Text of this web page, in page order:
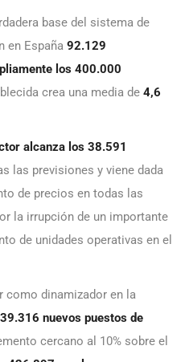
base del sistema de
en España 92.129
los 400.000
crea una media de 4,6
alcanza los 38.591
las previsiones y viene dada
de precios en todas las
la irrupción de un importante
de unidades operativas en el
como dinamizador en la
nuevos puestos de
cercano al 10% sobre el